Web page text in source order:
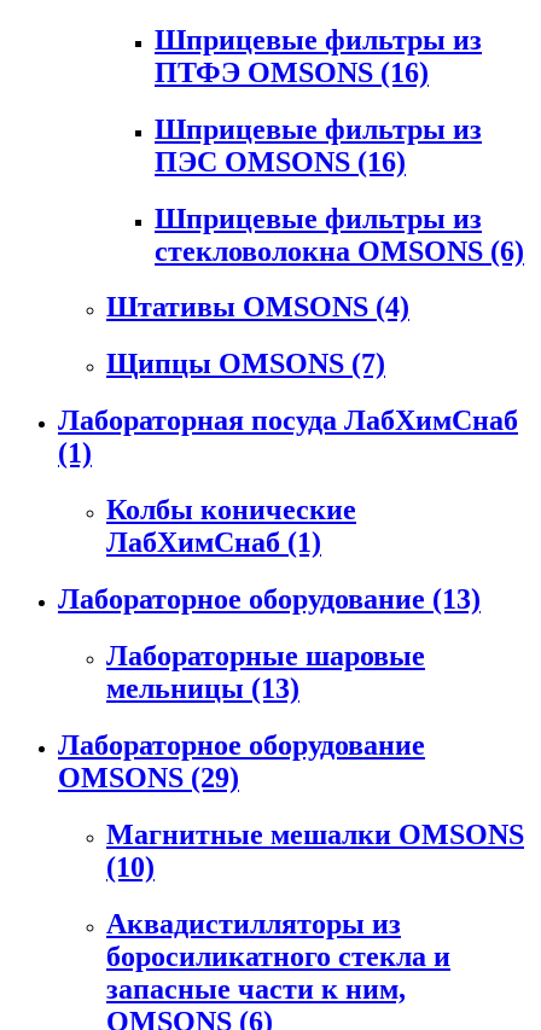
Шприцевые фильтры из
ПТФЭ OMSONS (16)
Шприцевые фильтры из
ПЭС OMSONS (16)
Шприцевые фильтры из
стекловолокна OMSONS (6)
Штативы OMSONS (4)
Щипцы OMSONS (7)
Лабораторная посуда ЛабХимСнаб
(1)
Колбы конические
ЛабХимСнаб (1)
Лабораторное оборудование (13)
Лабораторные шаровые
мельницы (13)
Лабораторное оборудование
OMSONS (29)
Магнитные мешалки OMSONS
(10)
Аквадистилляторы из
боросиликатного стекла и
запасные части к ним,
OMSONS (6)